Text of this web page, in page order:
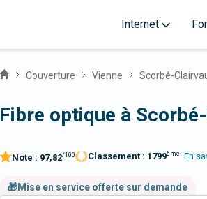
Internet
Couverture Vienne Scorbé-
Fibre optique à
Note : 97,82/100 Classement : 1799ème En
🎁Mise en service offerte sur demande